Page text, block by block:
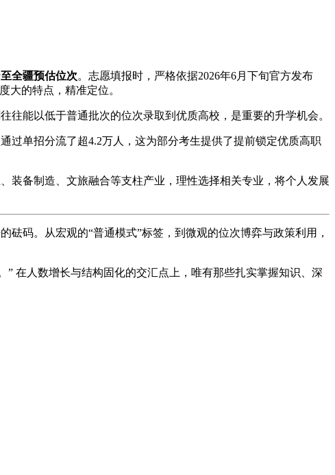
全疆预估位次。志愿填报时，严格依据2026年6月下旬官方发布
大的特点，精准定位。
往能以低于普通批次的位次录取到优质高校，是重要的升学机会。
通过单招分流了超4.2万人，这为部分考生提供了提前锁定优质高职
装备制造、文旅融合等支柱产业，理性选择相关专业，将个人发展
码。从宏观的“普通模式”标签，到微观的位次博弈与政策利用，
” 在人数增长与结构固化的交汇点上，唯有那些扎实掌握知识、深